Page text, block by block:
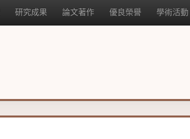
研究成果 論文著作 優良榮譽 學術活動